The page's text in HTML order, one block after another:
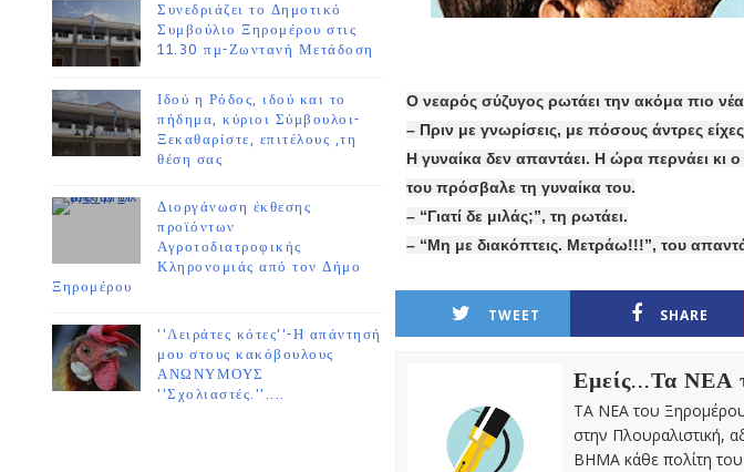
Συνεδριάζει το Δημοτικό
Συμβούλιο Ξηρομέρου στις
11.30 πμ-Ζωντανή Μετάδοση
Ιδού η Ρόδος, ιδού και το
πήδημα, κύριοι Σύμβουλοι-
Ξεκαθαρίστε, επιτέλους ,τη
θέση σας
Διοργάνωση έκθεσης
προϊόντων
Αγροτοδιατροφικής
Κληρονομιάς από τον Δήμο
Ξηρομέρου
''Λειράτες κότες''-Η απάντησή
μου στους κακόβουλους
ΑΝΩΝΥΜΟΥΣ
''Σχολιαστές.''....
Ο νεαρός σύζυγος ρωτάει την ακόμα πιο
– Πριν με γνωρίσεις, με πόσους άντρες
Η γυναίκα δεν απαντάει. Η ώρα περνάει κι
του πρόσβαλε τη γυναίκα του.
– “Γιατί δε μιλάς;”, τη ρωτάει.
– “Μη με διακόπτεις. Μετράω!!!”, του
TWEET SHARE
Εμείς...Τα ΝΕΑ
ΤΑ ΝΕΑ του
στην Πλουραλιστική,
ΒΗΜΑ κάθε πολίτη